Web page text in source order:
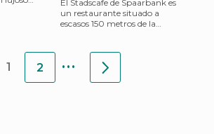
El Stadscafe de Spaarbank es
un restaurante situado a
escasos 150 metros de la
1 2 ...